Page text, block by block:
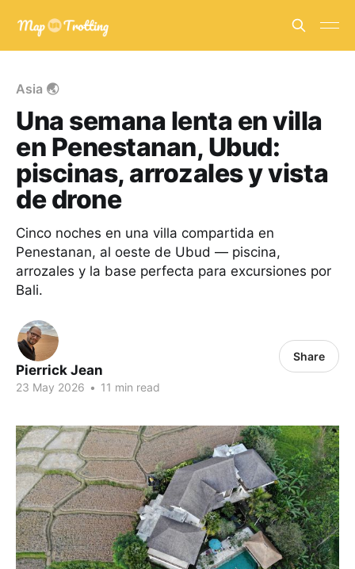
Asia 🌏
Una semana lenta en villa
en Penestanan, Ubud:
piscinas, arrozales y vista
de drone
Cinco noches en una villa compartida en
Penestanan, al oeste de Ubud — piscina,
arrozales y la base perfecta para excursiones por
Bali.
Pierrick Jean
23 May 2026 • 11 min read
Share